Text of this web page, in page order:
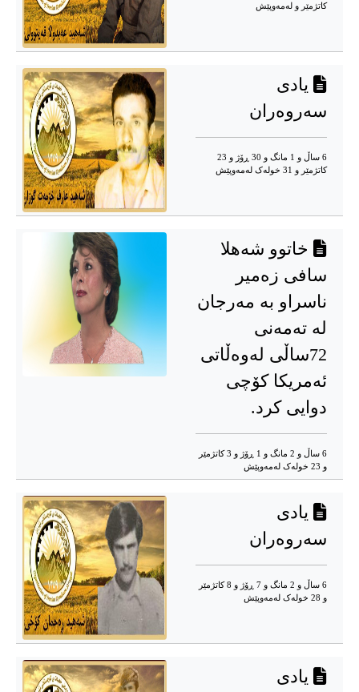
کاتژمێر و له‌مه‌وپێش‌
یادی
سەروەران
6 ساڵ و 1 مانگ و 30 ڕۆژ و 23
کاتژمێر و 31 خوله‌ک له‌مه‌وپێش‌
خاتوو شەهلا
سافی زەمیر
ناسراو بە مەرجان
له تەمەنی
72ساڵی لەوەڵاتی
ئەمریکا کۆچی
دوایی کرد.
6 ساڵ و 2 مانگ و 1 ڕۆژ و 3 کاتژمێر
و 23 خوله‌ک له‌مه‌وپێش‌
یادی
سەروەران
6 ساڵ و 2 مانگ و 7 ڕۆژ و 8 کاتژمێر
و 28 خوله‌ک له‌مه‌وپێش‌
یادی